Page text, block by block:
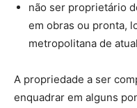
não ser proprietário
em obras ou pronta,
metropolitana de
A propriedade a ser
enquadrar em alguns